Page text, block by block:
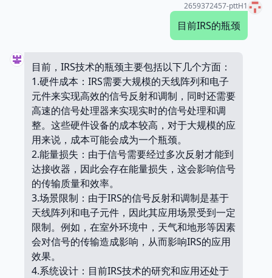
2659372457-pttH1
目前IRS的瓶颈
目前，IRS技术的瓶颈主要包括以下几个方面：
1.硬件成本：IRS需要大规模的天线阵列和电子
元件来实现高效的信号反射和调制，同时还需要
高速的信号处理器来实现实时的信号处理和调
整。这些硬件设备的成本较高，对于大规模的应
用来说，成本可能会成为一个瓶颈。
2.能量损失：由于信号需要经过多次反射才能到
达接收器，因此会存在能量损失，这会影响信号
的传输质量和效率。
3.场景限制：由于IRS的信号反射和调制是基于
天线阵列和电子元件，因此其应用场景受到一定
限制。例如，在室外环境中，天气和地形等因素
会对信号的传输造成影响，从而影响IRS的应用
效果。
4.系统设计：目前IRS技术的研究和应用还处于